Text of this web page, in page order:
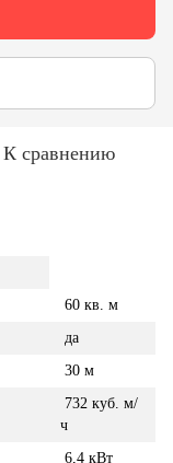
К сравнению
60 кв. м
да
30 м
732 куб. м/
ч
6,4 кВт